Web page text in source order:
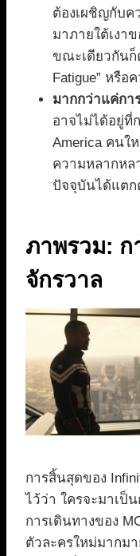
ต้องเผชิญกับค
มาภายใต้เงา
ขณะเดียวกันก็
Fatigue” หรือ
มากกว่าแค่กา
อาจไม่ได้อยู่ที่
America คนใ
ความหลากหล
ปัจจุบันได้แตก
ภาพรวม: ก
จักรวาล
การสิ้นสุดของ
ไว้ว่า ใครจะมาเป็
การเดินทางของ
ตัวละครใหม่มากม